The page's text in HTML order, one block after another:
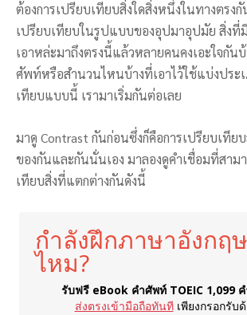
ต้องการเปรียบเทียบสิ่งใดสิ่งหนึ่งในทางตรง
เปรียบเทียบในรูปแบบของอุปมาอุปมัย สิ่งที่
เอาหล่ะมาถึงตรงนี้แล้วหลายคนคงเอะใจกัน
ศัพท์หรือสำนวนไหนบ้างที่เอาไว้ใช้แบ่งประ
เทียบแบบนี้ เรามาเริ่มกันต่อเลย
มาดู Contrast กันก่อนซึ่งก็คือการเปรียบเทีย
ของกันและกันนั่นเอง มาลองดูคำเชื่อมที่สาม
เทียบสิ่งที่แตกต่างกันดังนี้
กำลังฝึกภาษาอังกฤ
ไหม?
รับฟรี eBook คำศัพท์ TOEIC 1,099 ค
ส่งตรงเข้ามือถือทันที เพียงกรอกรับ